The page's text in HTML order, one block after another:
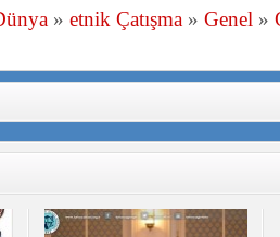
» etnik Çatışma » Genel »